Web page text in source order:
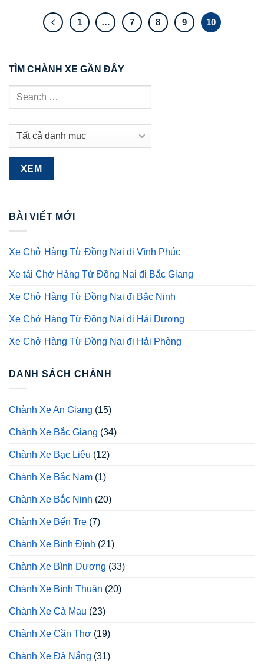
1 … 7 8 9 10
TÌM CHÀNH XE GẦN ĐÂY
BÀI VIẾT MỚI
Xe Chở Hàng Từ Đồng Nai đi Vĩnh Phúc
Xe tải Chở Hàng Từ Đồng Nai đi Bắc Giang
Xe Chở Hàng Từ Đồng Nai đi Bắc Ninh
Xe Chở Hàng Từ Đồng Nai đi Hải Dương
Xe Chở Hàng Từ Đồng Nai đi Hải Phòng
DANH SÁCH CHÀNH
Chành Xe An Giang (15)
Chành Xe Bắc Giang (34)
Chành Xe Bạc Liêu (12)
Chành Xe Bắc Nam (1)
Chành Xe Bắc Ninh (20)
Chành Xe Bến Tre (7)
Chành Xe Bình Định (21)
Chành Xe Bình Dương (33)
Chành Xe Bình Thuận (20)
Chành Xe Cà Mau (23)
Chành Xe Cần Thơ (19)
Chành Xe Đà Nẵng (31)